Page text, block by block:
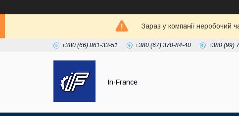
Зараз у компанії неробочий
+380 (66) 861-33-51 +380 (67) 370-84-40 +380 (99)
In-France